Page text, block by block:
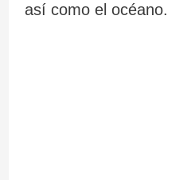
así como el océano.